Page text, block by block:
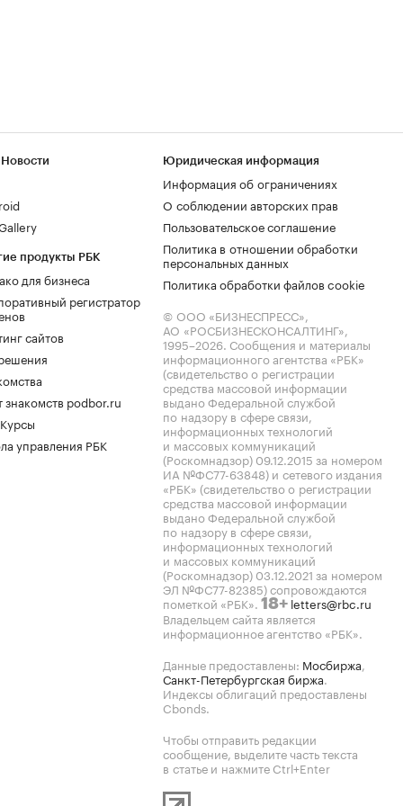
продукты РБК
для бизнеса
регистратор
сайтов
знакомств podbor.ru
управления РБК
Юридическая информация
Информация об ограничениях
О соблюдении авторских прав
Пользовательское соглашение
Политика в отношении обработки
персональных данных
Политика обработки файлов cookie
© ООО «БИЗНЕСПРЕСС»,
АО «РОСБИЗНЕСКОНСАЛТИНГ»,
1995–2026. Сообщения и материалы
информационного агентства «РБК»
(свидетельство о регистрации
средства массовой информации
выдано Федеральной службой
по надзору в сфере связи,
информационных технологий
и массовых коммуникаций
(Роскомнадзор) 09.12.2015 за номером
ИА №ФС77-63848) и сетевого издания
«РБК» (свидетельство о регистрации
средства массовой информации
выдано Федеральной службой
по надзору в сфере связи,
информационных технологий
и массовых коммуникаций
(Роскомнадзор) 03.12.2021 за номером
ЭЛ №ФС77-82385) сопровождаются
пометкой «РБК». 18+ letters@rbc.ru
Владельцем сайта является
информационное агентство «РБК».
Данные предоставлены: Мосбиржа,
Санкт-Петербургская биржа.
Индексы облигаций предоставлены
Cbonds.
Чтобы отправить редакции
сообщение, выделите часть текста
в статье и нажмите Ctrl+Enter